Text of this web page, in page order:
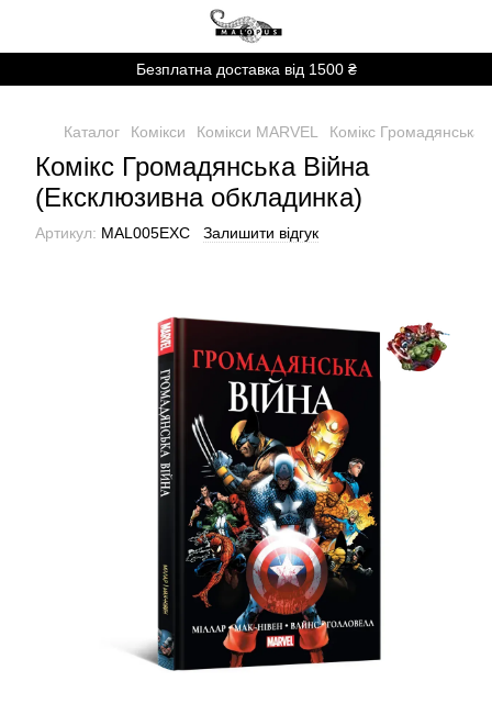
Безплатна доставка від 1500 ₴
Каталог Комікси Комікси MARVEL Комікс Громадянська
Комікс Громадянська Війна
(Ексклюзивна обкладинка)
Артикул: MAL005EXC Залишити відгук